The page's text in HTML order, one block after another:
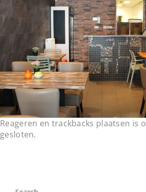
Reageren en trackbacks plaatsen is
gesloten.